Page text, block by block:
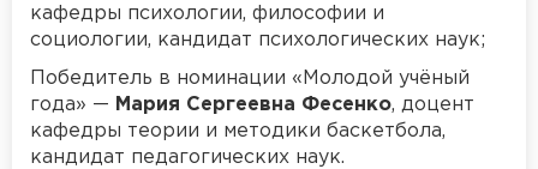
кафедры психологии, философии и
социологии, кандидат психологических наук;
Победитель в номинации «Молодой учёный
года» — Мария Сергеевна Фесенко, доцент
кафедры теории и методики баскетбола,
кандидат педагогических наук.